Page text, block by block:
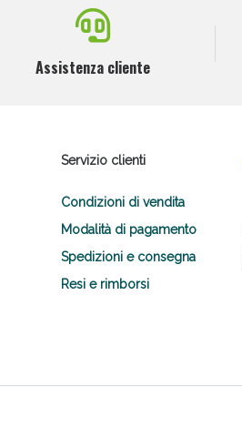
Assistenza cliente
Servizio clienti
Condizioni di vendita
Modalità di pagamento
Spedizioni e consegna
Resi e rimborsi